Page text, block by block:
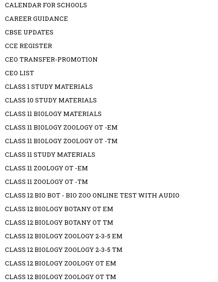
CALENDAR FOR SCHOOLS
CAREER GUIDANCE
CBSE UPDATES
CCE REGISTER
CEO TRANSFER-PROMOTION
CEO LIST
CLASS 1 STUDY MATERIALS
CLASS 10 STUDY MATERIALS
CLASS 11 BIOLOGY MATERIALS
CLASS 11 BIOLOGY ZOOLOGY OT -EM
CLASS 11 BIOLOGY ZOOLOGY OT -TM
CLASS 11 STUDY MATERIALS
CLASS 11 ZOOLOGY OT -EM
CLASS 11 ZOOLOGY OT -TM
CLASS 12 BIO BOT - BIO ZOO ONLINE TEST WITH AUDIO
CLASS 12 BIOLOGY BOTANY OT EM
CLASS 12 BIOLOGY BOTANY OT TM
CLASS 12 BIOLOGY ZOOLOGY 2-3-5 EM
CLASS 12 BIOLOGY ZOOLOGY 2-3-5 TM
CLASS 12 BIOLOGY ZOOLOGY OT EM
CLASS 12 BIOLOGY ZOOLOGY OT TM